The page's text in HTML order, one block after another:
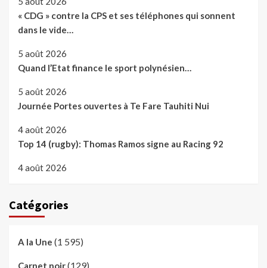
« CDG » contre la CPS et ses téléphones qui sonnent
dans le vide…
5 août 2026
Quand l’Etat finance le sport polynésien…
5 août 2026
Journée Portes ouvertes à Te Fare Tauhiti Nui
4 août 2026
Top 14 (rugby): Thomas Ramos signe au Racing 92
4 août 2026
Catégories
A la Une (1 595)
Carnet noir(129)